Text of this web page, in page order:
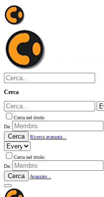
Cerca
Cerca nel titolo
Da:
Cerca Ricerca avanzata...
Cerca nel titolo
Da:
Cerca Avanzate...